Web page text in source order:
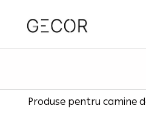
Produse pentru camine